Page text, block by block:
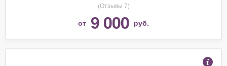
(Отзывы 7)
от 9 000 руб.